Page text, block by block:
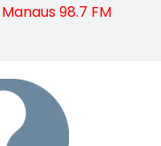
98.7 FM